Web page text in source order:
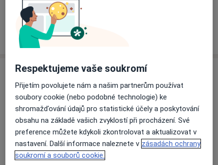
Trápi Vás krvácení dásní, pigmentace ( zabarvení zubú
), tvorba zubního kamene, zvýšena tvorba zubního
kazu, odhalovaní zubních krčkú a jejich citlivosti? To
hygienistky.
Služby a ceník služeb
Jak fungují ceny?
Adresa
Dentální hygiena s.r.o.
Lipová 664/4, Liberec460 01
Přiblížit mapuse otevře v nové záložce
Respektujeme vaše soukromí
Přijetím povolujete nám a našim partnerům používat
soubory cookie (nebo podobné technologie) ke
shromažďování údajů pro statistické účely a poskytování
obsahu na základě vašich zvyklostí při procházení. Své
preference můžete kdykoli zkontrolovat a aktualizovat v
nastavení. Další informace naleznete v zásadách ochrany
soukromí a souborů cookie.